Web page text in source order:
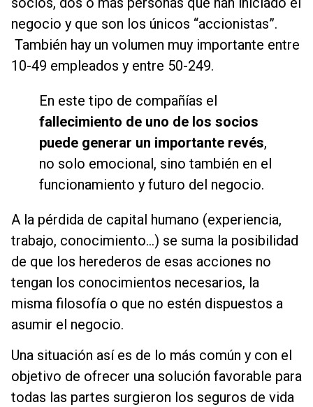
negocio y que son los únicos “accionistas”.
También hay un volumen muy importante entre
10-49 empleados y entre 50-249.
En este tipo de compañías el
fallecimiento de uno de los socios
puede generar un importante revés,
no solo emocional, sino también en el
funcionamiento y futuro del negocio.
A la pérdida de capital humano (experiencia,
trabajo, conocimiento…) se suma la posibilidad
de que los herederos de esas acciones no
tengan los conocimientos necesarios, la
misma filosofía o que no estén dispuestos a
asumir el negocio.
Una situación así es de lo más común y con el
objetivo de ofrecer una solución favorable para
todas las partes surgieron los seguros de vida